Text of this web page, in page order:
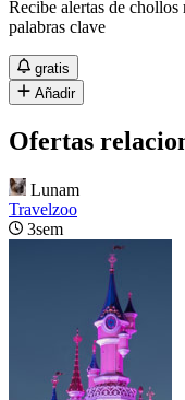
Recibe alertas de chollos
palabras clave
gratis
Añadir
Ofertas
Lunam
Travelzoo
3sem